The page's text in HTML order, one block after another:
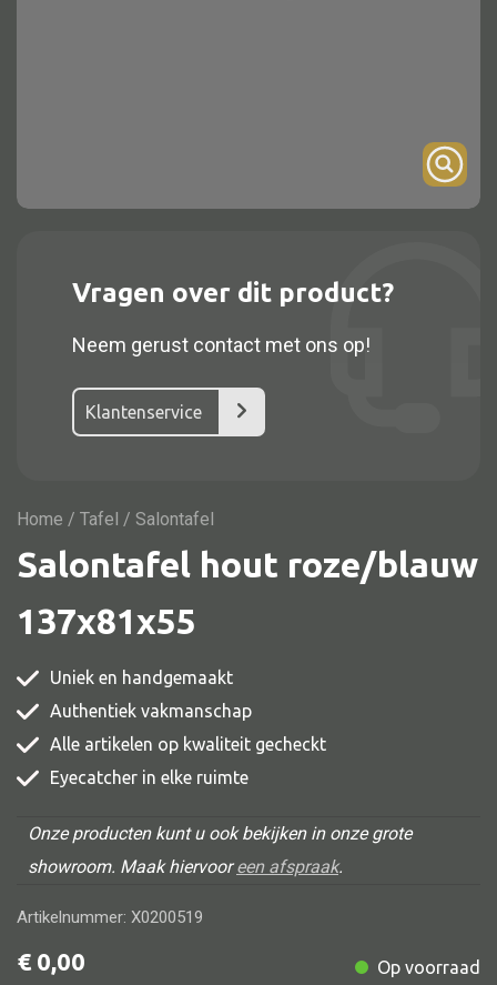
Alle kasten
Dressoir
Nachtkast
Vitrine
TV meubel
Comode
Alle stoelen
Eetkamer stoel
Fautteuil
Barstoel
Kinderstoel
Kruk
Vragen over dit product?
Neem gerust contact met ons op!
Klantenservice
Home / Tafel / Salontafel
Salontafel hout roze/blauw
137x81x55
Uniek en handgemaakt
Authentiek vakmanschap
Alle artikelen op kwaliteit gecheckt
Eyecatcher in elke ruimte
Onze producten kunt u ook bekijken in onze grote
showroom. Maak hiervooreen afspraak.
Artikelnummer: X0200519
€ 0,00 Op voorraad